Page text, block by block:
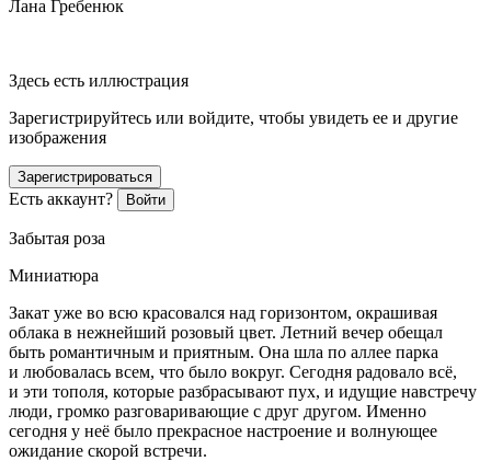
Лана Гребенюк
Здесь есть иллюстрация
Зарегистрируйтесь или войдите, чтобы увидеть ее и другие
изображения
Зарегистрироваться
Есть аккаунт? Войти
Забытая роза
Миниатюра
Закат уже во всю красовался над горизонтом, окрашивая
облака в нежнейший розовый цвет. Летний вечер обещал
быть романтичным и приятным. Она шла по аллее парка
и любовалась всем, что было вокруг. Сегодня радовало всё,
и эти тополя, которые разбрасывают пух, и идущие навстречу
люди, громко разговаривающие с друг другом. Именно
сегодня у неё было прекрасное настроение и волнующее
ожидание скорой встречи.